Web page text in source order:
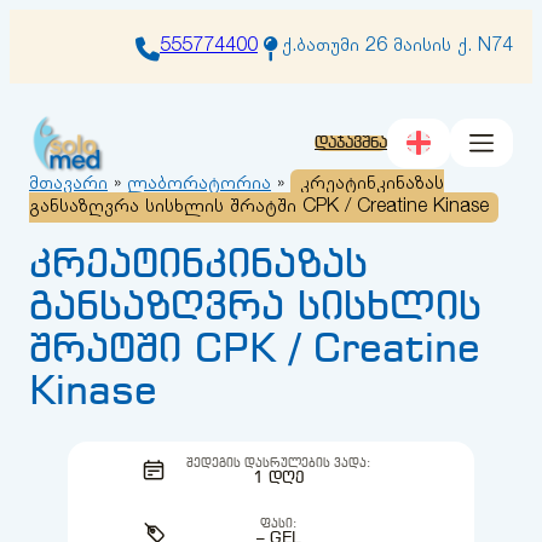
555774400 ქ.ბათუმი 26 მაისის ქ. N74
დაჯავშნა
მთავარი » ლაბორატორია »
კრეატინკინაზას
განსაზღვრა სისხლის შრატში CPK / Creatine Kinase
კრეატინკინაზას
განსაზღვრა სისხლის
შრატში CPK / Creatine
Kinase
ᲨᲔᲓᲔᲒᲘᲡ ᲓᲐᲡᲠᲣᲚᲔᲑᲘᲡ ᲕᲐᲓᲐ:
1 ᲓᲦᲔ
ᲤᲐᲡᲘ: